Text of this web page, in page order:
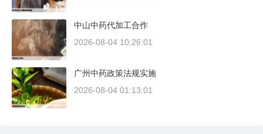
中山中药代加工合作
2026-08-04 10:26:01
广州中药政策法规实施
2026-08-04 01:13:01